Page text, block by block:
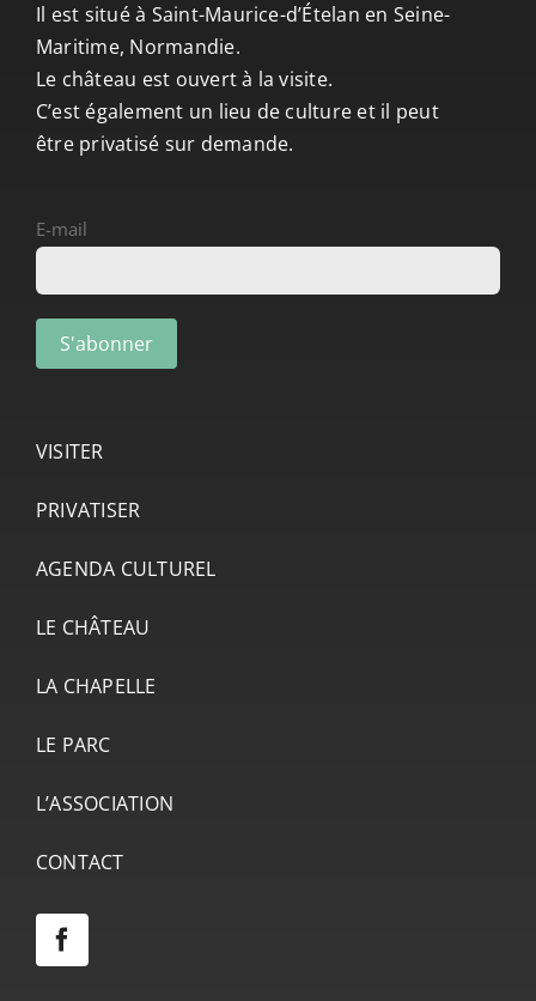
Il est situé à Saint-Maurice-d’Ételan en Seine-
Maritime, Normandie.
Le château est ouvert à la visite.
C’est également un lieu de culture et il peut
être privatisé sur demande.
E-mail
VISITER
PRIVATISER
AGENDA CULTUREL
LE CHÂTEAU
LA CHAPELLE
LE PARC
L’ASSOCIATION
CONTACT